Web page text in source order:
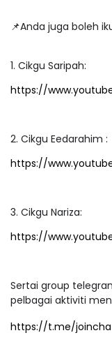
📌Anda juga
1. Cikgu Saripah:
https://
2. Cikgu Eedarahim :
https://
3. Cikgu Nariza:
https://
Sertai group
pelbagai aktiviti
https://t.me/joinchat/